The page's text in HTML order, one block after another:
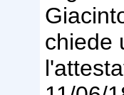
chiede